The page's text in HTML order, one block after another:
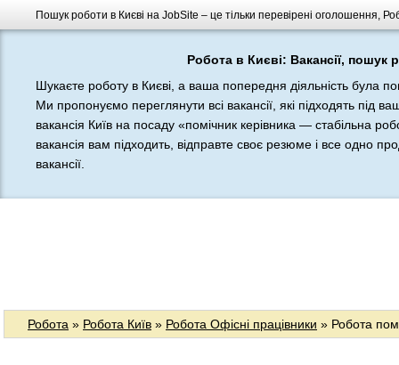
Пошук роботи в Києві на JobSite – це тільки перевірені оголошення,
Робота в Києві: Вакансії, пошук
Шукаєте роботу в Києві, а ваша попередня діяльність була
Ми пропонуємо переглянути всі вакансії, які підходять під
вакансія Київ на посаду «помічник керівника — стабільна
вакансія вам підходить, відправте своє резюме і все одно
вакансії.
Робота » Робота Київ » Робота Офісні працівники » Робота